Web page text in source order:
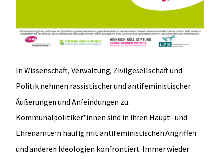
In Wissenschaft, Verwaltung, Zivilgesellschaft und
Politik nehmen rassistischer und antifeministischer
Äußerungen und Anfeindungen zu.
Kommunalpolitiker*innen sind in ihren Haupt- und
Ehrenämtern häufig mit antifeministischen Angriffen
und anderen Ideologien konfrontiert. Immer wieder